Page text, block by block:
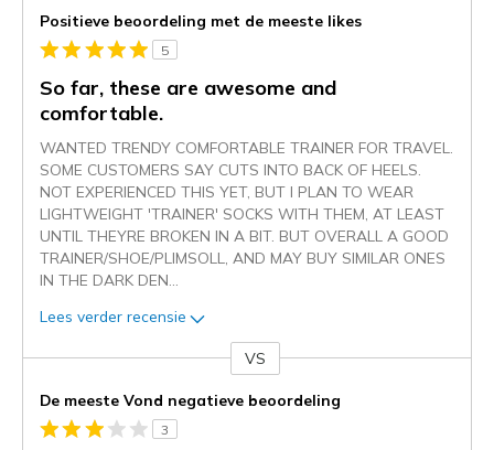
Positieve beoordeling met de meeste likes
5
So far, these are awesome and
comfortable.
WANTED TRENDY COMFORTABLE TRAINER FOR TRAVEL.
SOME CUSTOMERS SAY CUTS INTO BACK OF HEELS.
NOT EXPERIENCED THIS YET, BUT I PLAN TO WEAR
LIGHTWEIGHT 'TRAINER' SOCKS WITH THEM, AT LEAST
UNTIL THEYRE BROKEN IN A BIT. BUT OVERALL A GOOD
TRAINER/SHOE/PLIMSOLL, AND MAY BUY SIMILAR ONES
IN THE DARK DEN
Lees verder recensie
content
wordt
momenteel
VS
De meeste Vond negatieve beoordeling
3